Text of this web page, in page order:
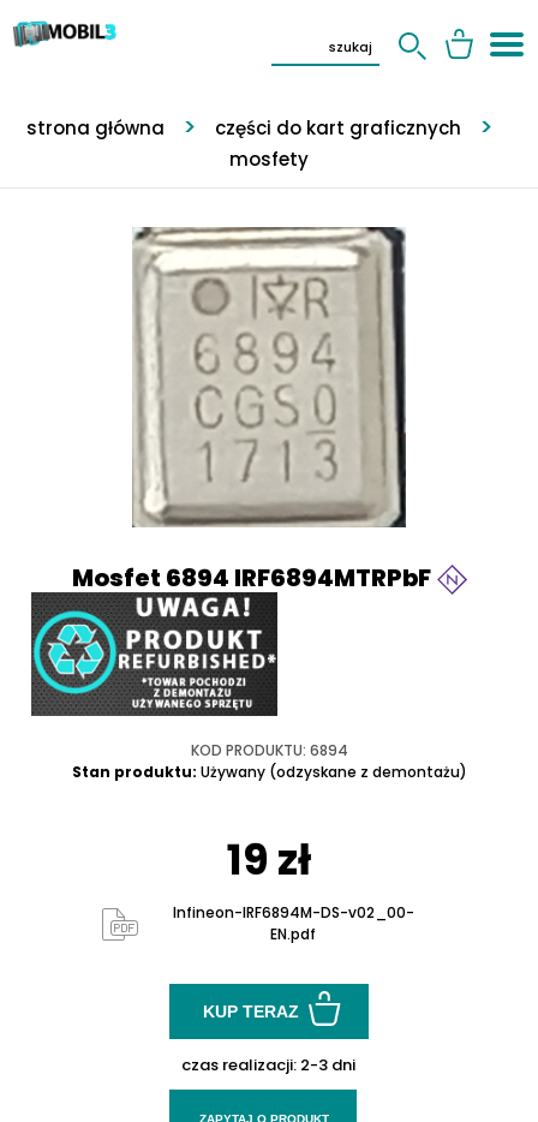
strona główna
części do kart graficznych
mosfety
Mosfet 6894 IRF6894MTRPbF
KOD PRODUKTU: 6894
Stan produktu: Używany (odzyskane z demontażu)
19 zł
Infineon-IRF6894M-DS-v02_00-
EN.pdf
KUP TERAZ
czas realizacji: 2-3 dni
ZAPYTAJ O PRODUKT